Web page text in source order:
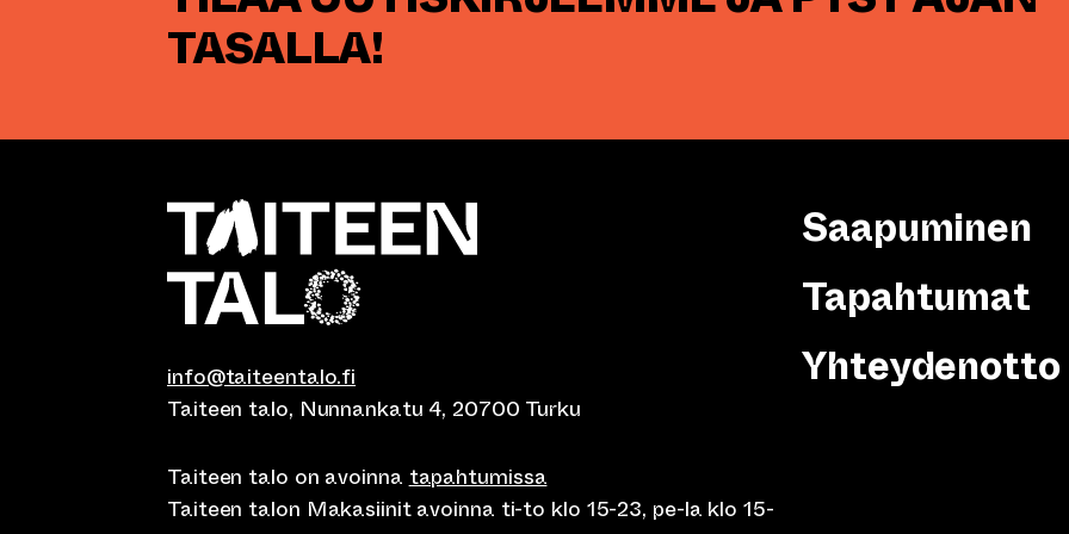
TASALLA!
info@taiteentalo.fi
Taiteen talo, Nunnankatu 4, 20700 Turku
Taiteen talo on avoinna tapahtumissa
Taiteen talon Makasiinit avoinna ti-to klo 15-23, pe-la klo 15-
Saapuminen
Tapahtumat
Yhteydenotto